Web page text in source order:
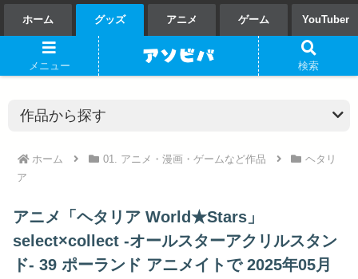
ホーム グッズ アニメ ゲーム YouTuber
ホーム 01. アニメ・漫画・ゲームなど作品
ヘタリ
ア
アニメ「ヘタリア World★Stars」
select×collect -オールスターアクリルスタン
ド- 39 ポーランド アニメイトで 2025年05月
メニュー 検索